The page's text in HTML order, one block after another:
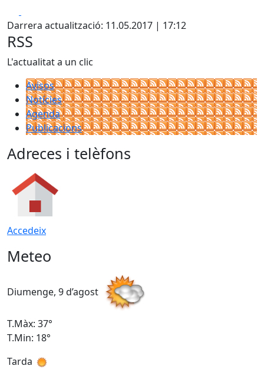
Darrera actualització: 11.05.2017 | 17:12
RSS
L'actualitat a un clic
Avisos
Notícies
Agenda
Publicacions
Adreces i telèfons
Accedeix
Meteo
Diumenge, 9 d’agost
T.Màx: 37°
T.Min: 18°
Tarda